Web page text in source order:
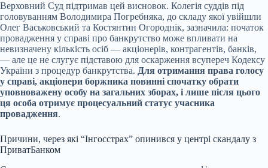
Верховний Суд підтримав цей висновок. Колегія суддів під
головуванням Володимира Погребняка, до складу якої увійшли
Олег Васьковський та Костянтин Огороднік, зазначила: початок
провадження у справі про банкрутство може впливати на
невизначену кількість осіб — акціонерів, контрагентів, банків,
— але це не слугує підставою для оскарження всупереч Кодексу
України з процедур банкрутства. Для отримання права голосу
у справі, акціонери боржника повинні спочатку обрати
уповноважену особу на загальних зборах, і лише після цього
ця особа отримує процесуальний статус учасника
провадження.
Причини, через які “Інгосстрах” опинився у центрі скандалу з
ПриватБанком